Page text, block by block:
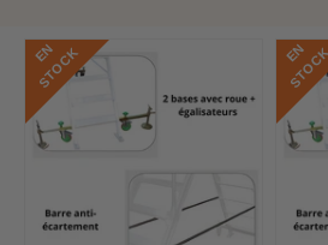
E
N
S
T
O
C
K E
N
S
T
O
C